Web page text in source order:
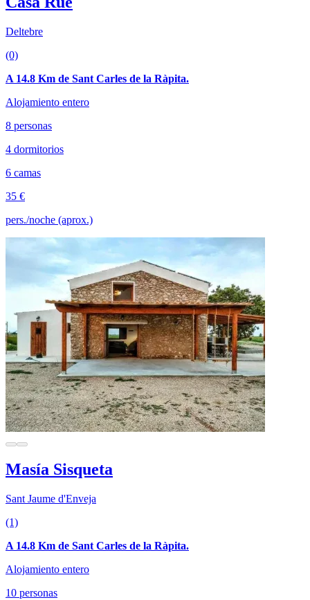
Deltebre
(0)
A 14.8 Km de Sant Carles de la Ràpita.
Alojamiento entero
8 personas
4 dormitorios
6 camas
35 €
pers./noche (aprox.)
Masía Sisqueta
Sant Jaume d'Enveja
(1)
A 14.8 Km de Sant Carles de la Ràpita.
Alojamiento entero
10 personas